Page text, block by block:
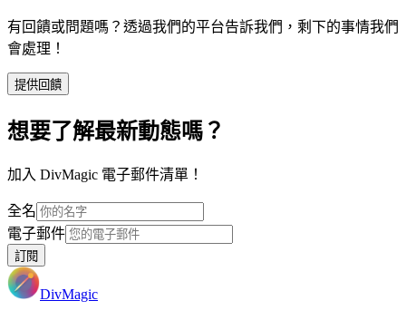
有回饋或問題嗎？透過我們的平台告訴我們，剩下的事情我們
會處理！
提供回饋
想要了解最新動態嗎？
加入 DivMagic 電子郵件清單！
全名
電子郵件
訂閱
DivMagic